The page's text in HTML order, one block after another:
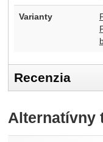
Varianty
Recenzia
Recenzia
Alternatívny